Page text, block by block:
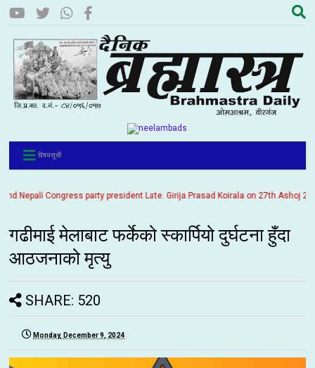
विषयसूची
Congress party president Late. Girija Prasad Koirala on 27th Ashoj
गढीमाई मेलाबाट फर्केको स्कार्पियो दुर्घटना हुँदा
आठजनाको मृत्यु
SHARE: 520
Monday, December 9, 2024